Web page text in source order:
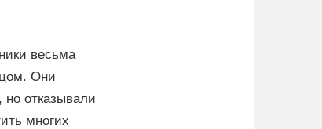
весьма
Они
отказывали
многих